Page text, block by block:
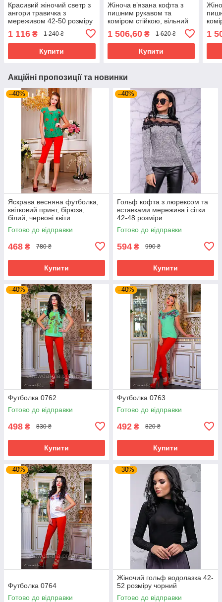
Красивий жіночий светр з
ангори травичка з
мереживом 42-50 розміру
1 116 ₴ 1 240 ₴
Купити
Жіноча в’язана кофта з
пишним рукавом та
коміром стійкою, вільний
трикотажний джемпер із
розрізами, розміри 42-52
шоколад
1 506,60₴ 1 620 ₴
Купити
1
Акційні пропозиції та новинки
–40%
Яскрава весняна футболка,
квітковий принт, бірюза,
білий, червоні квіти
Готово до відправки
468 ₴ 780 ₴
Купити
–40%
Гольф кофта з люрексом та
вставками мережива і сітки
42-48 розміри
Готово до відправки
594 ₴ 990 ₴
Купити
–40%
Футболка 0762
Готово до відправки
498 ₴ 830 ₴
Купити
–40%
Футболка 0763
Готово до відправки
492 ₴ 820 ₴
Купити
–40%
Футболка 0764
Готово до відправки
–30%
Жіночий гольф водолазка 42-
52 розміру чорний
Готово до відправки